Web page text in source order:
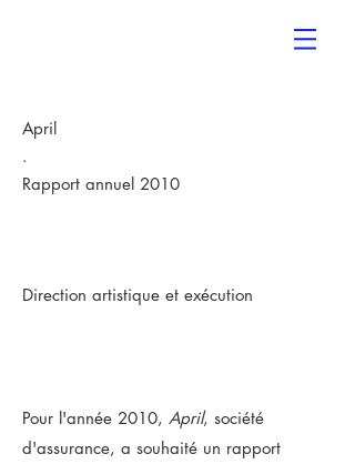
April
.
Rapport annuel 2010
Direction artistique et exécution
Pour l'année 2010, April, société
d'assurance, a souhaité un rapport